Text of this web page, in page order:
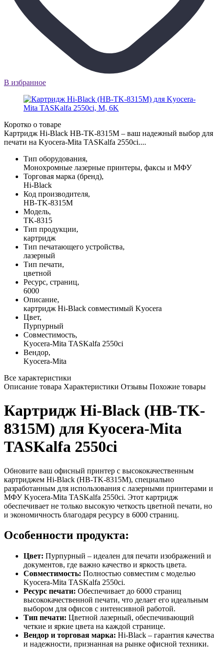
В избранное
Коротко о товаре
Картридж Hi-Black HB-TK-8315M – ваш надежный выбор для
печати на Kyocera-Mita TASKalfa 2550ci....
Тип оборудования,
Монохромные лазерные принтеры, факсы и МФУ
Торговая марка (бренд),
Hi-Black
Код производителя,
HB-TK-8315M
Модель,
TK-8315
Тип продукции,
картридж
Тип печатающего устройства,
лазерный
Тип печати,
цветной
Ресурс, страниц,
6000
Описание,
картридж Hi-Black совместимый Kyocera
Цвет,
Пурпурный
Совместимость,
Kyocera-Mita TASKalfa 2550ci
Вендор,
Kyocera-Mita
Все характеристики
Описание товара Характеристики Отзывы Похожие товары
Картридж Hi-Black (HB-TK-
8315M) для Kyocera-Mita
TASKalfa 2550ci
Обновите ваш офисный принтер с высококачественным
картриджем Hi-Black (HB-TK-8315M), специально
разработанным для использования с лазерными принтерами и
МФУ Kyocera-Mita TASKalfa 2550ci. Этот картридж
обеспечивает не только высокую четкость цветной печати, но
и экономичность благодаря ресурсу в 6000 страниц.
Особенности продукта:
Цвет: Пурпурный – идеален для печати изображений и
документов, где важно качество и яркость цвета.
Совместимость: Полностью совместим с моделью
Kyocera-Mita TASKalfa 2550ci.
Ресурс печати: Обеспечивает до 6000 страниц
высококачественной печати, что делает его идеальным
выбором для офисов с интенсивной работой.
Тип печати: Цветной лазерный, обеспечивающий
четкие и яркие цвета на каждой странице.
Вендор и торговая марка: Hi-Black – гарантия качества
и надежности, признанная на рынке офисной техники.